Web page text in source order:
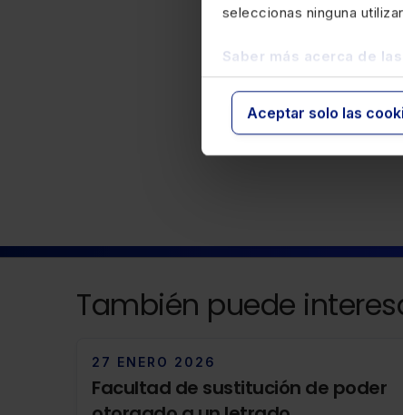
seleccionas ninguna
Saber más acerca de
Aceptar solo las
Laboral
También puede
27 ENERO 2026
Facultad de sustitución de poder